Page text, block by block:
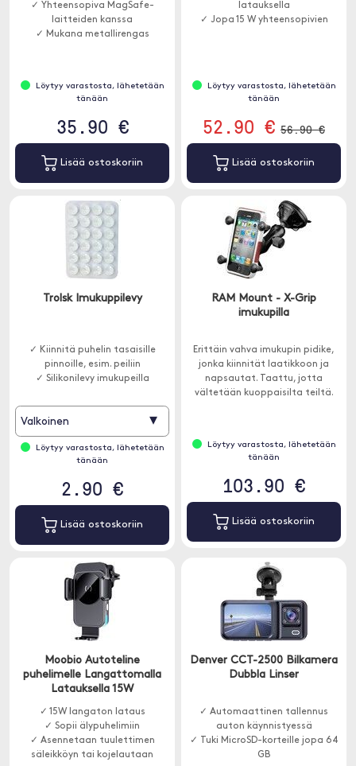
✓ Yhteensopiva MagSafe-
laitteiden kanssa
✓ Mukana metallirengas
Löytyy varastosta, lähetetään
tänään
35.90 €
Lisää ostoskoriin
latauksella
✓ Jopa 15 W yhteensopivien
Löytyy varastosta, lähetetään
tänään
52.90 € 56.90 €
Lisää ostoskoriin
Trolsk Imukuppilevy
✓ Kiinnitä puhelin tasaisille
pinnoille, esim. peiliin
✓ Silikonilevy imukupeilla
Valkoinen ▾
Löytyy varastosta, lähetetään
tänään
2.90 €
Lisää ostoskoriin
RAM Mount - X-Grip
imukupilla
Erittäin vahva imukupin pidike,
jonka kiinnität laatikkoon ja
napsautat. Taattu, jotta
vältetään kuoppaisilta teiltä.
Löytyy varastosta, lähetetään
tänään
103.90 €
Lisää ostoskoriin
Moobio Autoteline
puhelimelle Langattomalla
Latauksella 15W
✓ 15W langaton lataus
✓ Sopii älypuhelimiin
✓ Asennetaan tuulettimen
säleikköyn tai kojelautaan
Denver CCT-2500 Bilkamera
Dubbla Linser
✓ Automaattinen tallennus
auton käynnistyessä
✓ Tuki MicroSD-korteille jopa 64
GB